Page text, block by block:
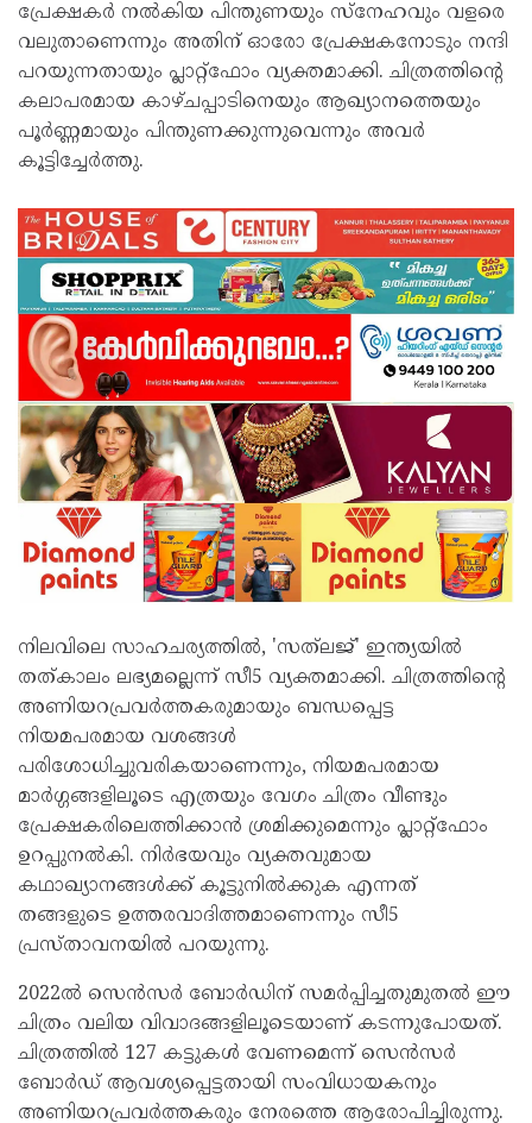
പ്രേക്ഷകർ നൽകിയ പിന്തുണയും സ്നേഹവും വളരെ
വലുതാണെന്നും അതിന് ഓരോ പ്രേക്ഷകനോടും നന്ദി
പറയുന്നതായും പ്ലാറ്റ്‌ഫോം വ്യക്തമാക്കി. ചിത്രത്തിന്റെ
കലാപരമായ കാഴ്ചപ്പാടിനെയും ആഖ്യാനത്തെയും
പൂർണ്ണമായും പിന്തുണക്കുന്നുവെന്നും അവർ
കൂട്ടിച്ചേർത്തു.
നിലവിലെ സാഹചര്യത്തിൽ, 'സത്‌ലജ്' ഇന്ത്യയിൽ
തത്കാലം ലഭ്യമല്ലെന്ന് സീ5 വ്യക്തമാക്കി. ചിത്രത്തിന്റെ
അണിയറപ്രവർത്തകരുമായും ബന്ധപ്പെട്ട
നിയമപരമായ വശങ്ങൾ
പരിശോധിച്ചുവരികയാണെന്നും, നിയമപരമായ
മാർഗ്ഗങ്ങളിലൂടെ എത്രയും വേഗം ചിത്രം വീണ്ടും
പ്രേക്ഷകരിലെത്തിക്കാൻ ശ്രമിക്കുമെന്നും പ്ലാറ്റ്‌ഫോം
ഉറപ്പുനൽകി. നിർഭയവും വ്യക്തവുമായ
കഥാഖ്യാനങ്ങൾക്ക് കൂട്ടുനിൽക്കുക എന്നത്
തങ്ങളുടെ ഉത്തരവാദിത്തമാണെന്നും സീ5
പ്രസ്താവനയിൽ പറയുന്നു.
2022ൽ സെൻസർ ബോർഡിന് സമർപ്പിച്ചതുമുതൽ ഈ
ചിത്രം വലിയ വിവാദങ്ങളിലൂടെയാണ് കടന്നുപോയത്.
ചിത്രത്തിൽ 127 കട്ടുകൾ വേണമെന്ന് സെൻസർ
ബോർഡ് ആവശ്യപ്പെട്ടതായി സംവിധായകനും
അണിയറപ്രവർത്തകരും നേരത്തെ ആരോപിച്ചിരുന്നു.